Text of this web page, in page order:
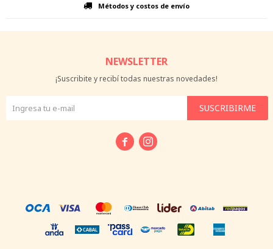
Métodos y costos de envío
NEWSLETTER
¡Suscribite y recibí todas nuestras novedades!
SUSCRIBIRME
 